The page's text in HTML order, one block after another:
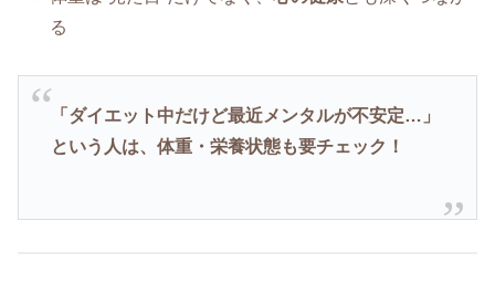
る
「ダイエット中だけど最近メンタルが不安定…」
という人は、体重・栄養状態も要チェック！